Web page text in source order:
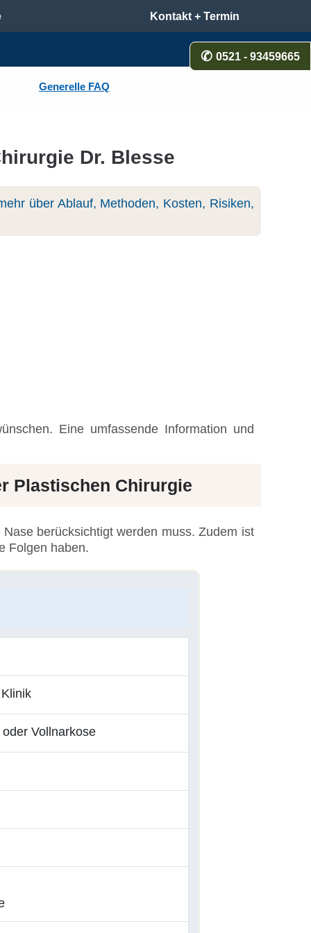
Generelle FAQ
Kontakt + Termin
0521 - 93459665
Dr. Blesse
über Ablauf, Methoden, Kosten, Risiken,
Eine umfassende Information und
Plastischen Chirurgie
berücksichtigt werden muss. Zudem ist
Folgen haben.
Vollnarkose